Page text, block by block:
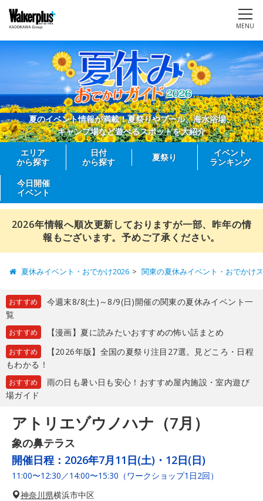
MENU
夏のイベント情報が満載！夏祭りやプール、海水浴場、
キャンプ場など遊べるスポットを大紹介
エリア
から探す
日付
から探す
夏祭り
イベント
ランキング
今日開催
イベント
2026年情報へ順次更新しておりますが一部、昨年の情
報もございます。予めご了承ください。
夏休みイベント・おでかけ2026 関東の夏休みイベント・おでかけ
おすすめ
今週末8/8(土)～8/9(日)開催の関東の夏休みイベント一
覧
おすすめ 【漫画】夏に読みたいおすすめの怖い話まとめ
おすすめ
【2026年版】全国の夏祭り注目27選。見どころ・日程
もわかる！
おすすめ
雨の日も暑い日も安心！おすすめ屋内施設・室内遊び
場ガイド
アトリエゾウノハナ（7月）
象の鼻テラス
開催日程： 2026年7月11日(土)・12日(日)
11:00〜12:30／14:00〜15:30（ワークショップ1日2回）
神奈川県横浜市中区